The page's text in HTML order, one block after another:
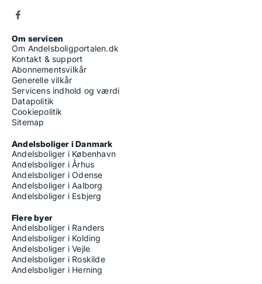
Om servicen
Om Andelsboligportalen.dk
Kontakt & support
Abonnementsvilkår
Generelle vilkår
Servicens indhold og værdi
Datapolitik
Cookiepolitik
Sitemap
Andelsboliger i Danmark
Andelsboliger i København
Andelsboliger i Århus
Andelsboliger i Odense
Andelsboliger i Aalborg
Andelsboliger i Esbjerg
Flere byer
Andelsboliger i Randers
Andelsboliger i Kolding
Andelsboliger i Vejle
Andelsboliger i Roskilde
Andelsboliger i Herning